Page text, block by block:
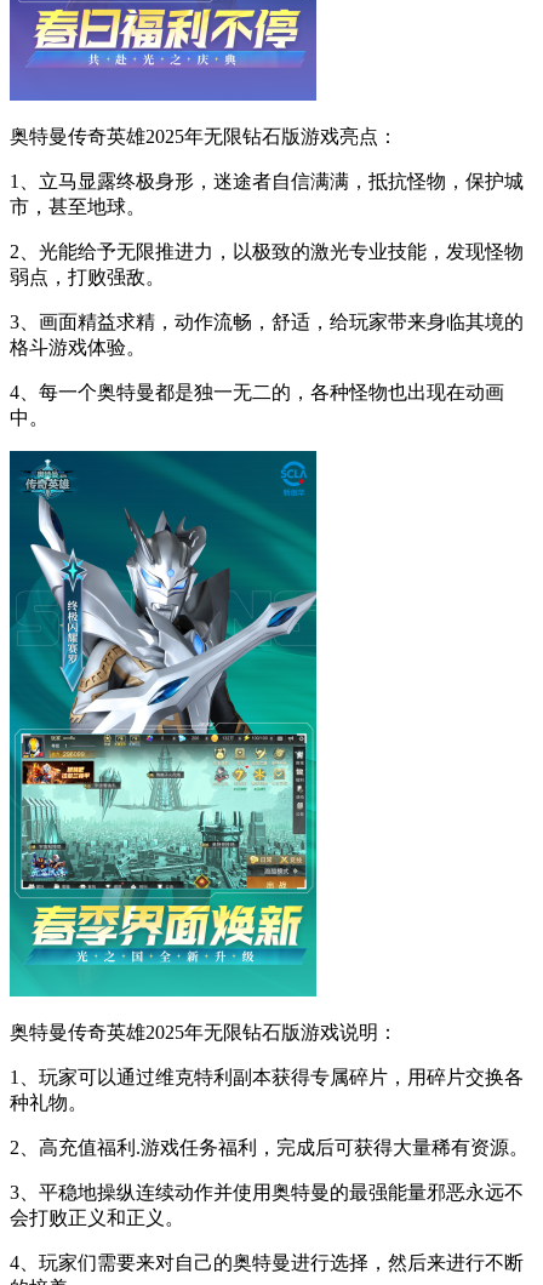
奥特曼传奇英雄2025年无限钻石版游戏亮点：
1、立马显露终极身形，迷途者自信满满，抵抗怪物，保护城
市，甚至地球。
2、光能给予无限推进力，以极致的激光专业技能，发现怪物
弱点，打败强敌。
3、画面精益求精，动作流畅，舒适，给玩家带来身临其境的
格斗游戏体验。
4、每一个奥特曼都是独一无二的，各种怪物也出现在动画
中。
奥特曼传奇英雄2025年无限钻石版游戏说明：
1、玩家可以通过维克特利副本获得专属碎片，用碎片交换各
种礼物。
2、高充值福利.游戏任务福利，完成后可获得大量稀有资源。
3、平稳地操纵连续动作并使用奥特曼的最强能量邪恶永远不
会打败正义和正义。
4、玩家们需要来对自己的奥特曼进行选择，然后来进行不断